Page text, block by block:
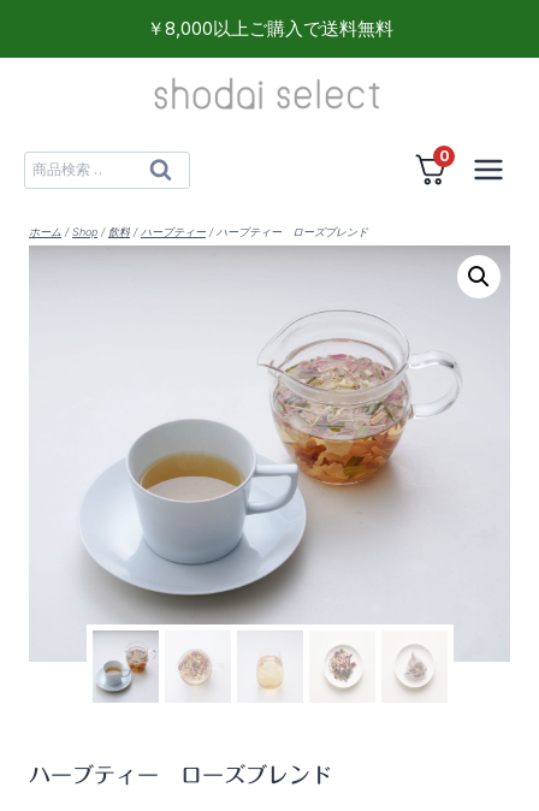
容
￥8,000以上ご購入で送料無料
検
対
検
0
ホーム / Shop / 飲料 / ハーブティー / ハーブティー ローズブレンド
ハーブティー ローズブレンド